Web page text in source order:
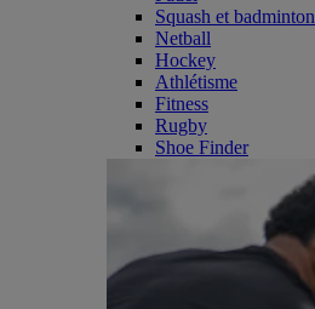
Squash et badminton
Netball
Hockey
Athlétisme
Fitness
Rugby
Shoe Finder